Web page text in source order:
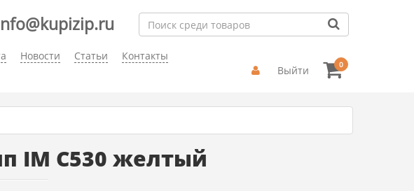
Новости Статьи Контакты
Выйти 0
IM C530 желтый